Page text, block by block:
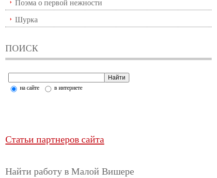
Поэма о первой нежности
Шурка
ПОИСК
на сайте в интернете
Статьи партнеров сайта
Найти работу в Малой Вишере